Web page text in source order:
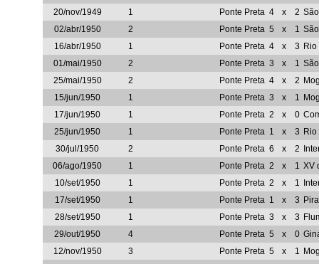
20/nov/1949
1 Ponte Preta 4 x 2
02/abr/1950
2 Ponte Preta 5 x 1
16/abr/1950
1 Ponte Preta 4 x 3
01/mai/1950
2 Ponte Preta 3 x 1
25/mai/1950
2 Ponte Preta 4 x 2
15/jun/1950
1 Ponte Preta 3 x 1
17/jun/1950
1 Ponte Preta 2 x 0
25/jun/1950
1 Ponte Preta 1 x 3
30/jul/1950
2 Ponte Preta 6 x 2
06/ago/1950
1 Ponte Preta 2 x 1 XV
10/set/1950
1 Ponte Preta 2 x 1
17/set/1950
1 Ponte Preta 1 x 3
28/set/1950
1 Ponte Preta 3 x 3
29/out/1950
4 Ponte Preta 5 x 0
12/nov/1950
3 Ponte Preta 5 x 1